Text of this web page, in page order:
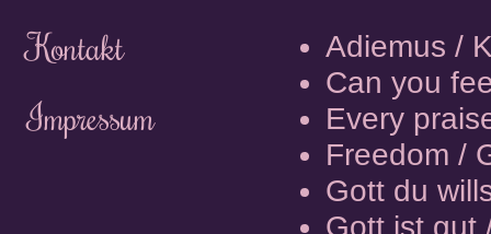
Kontakt
Impressum
Adiemus /
Can you
Every
Freedom /
Gott du
Gott ist gut